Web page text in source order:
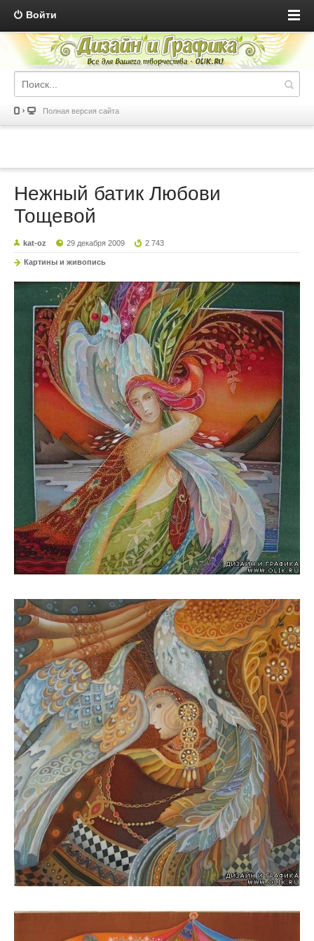
Войти
Полная версия сайта
Нежный батик Любови
Тощевой
kat-oz 29 декабря 2009 2 743
Картины и живопись